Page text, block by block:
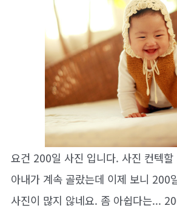
요건 200일 사진 입니다. 사진 컨텍할
아내가 계속 골랐는데 이제 보니 200
사진이 많지 않네요. 좀 아쉽다는...